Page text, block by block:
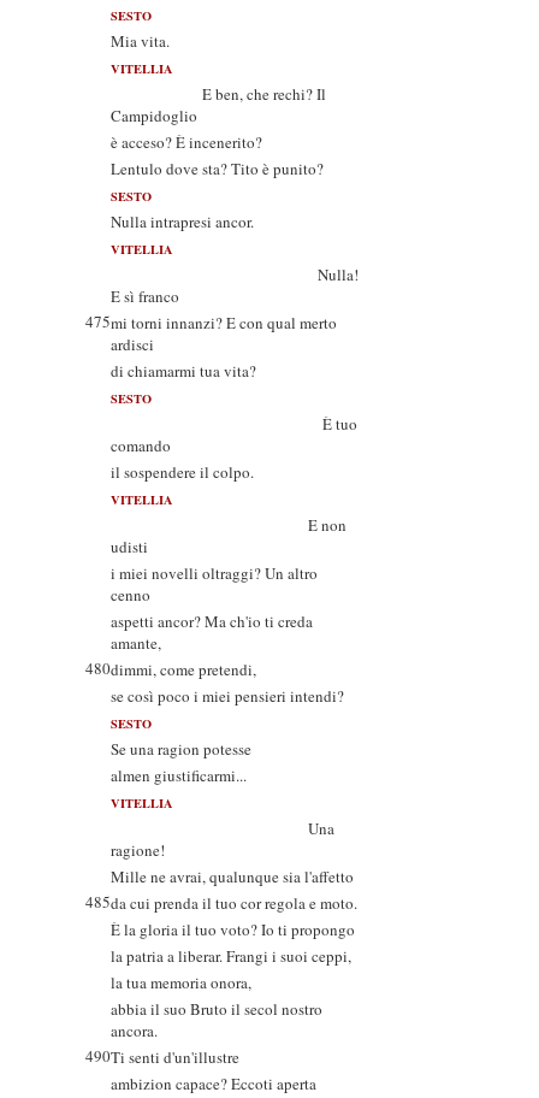
SESTO
Mia vita.
VITELLIA
E ben, che rechi? Il
Campidoglio
è acceso? È incenerito?
Lentulo dove sta? Tito è punito?
SESTO
Nulla intrapresi ancor.
VITELLIA
Nulla!
E sì franco
475mi torni innanzi? E con qual merto
ardisci
di chiamarmi tua vita?
SESTO
È tuo
comando
il sospendere il colpo.
VITELLIA
E non
udisti
i miei novelli oltraggi? Un altro
cenno
aspetti ancor? Ma ch'io ti creda
amante,
480dimmi, come pretendi,
se così poco i miei pensieri intendi?
SESTO
Se una ragion potesse
almen giustificarmi...
VITELLIA
Una
ragione!
Mille ne avrai, qualunque sia l'affetto
485da cui prenda il tuo cor regola e moto.
È la gloria il tuo voto? Io ti propongo
la patria a liberar. Frangi i suoi ceppi,
la tua memoria onora,
abbia il suo Bruto il secol nostro
ancora.
490Ti senti d'un'illustre
ambizion capace? Eccoti aperta